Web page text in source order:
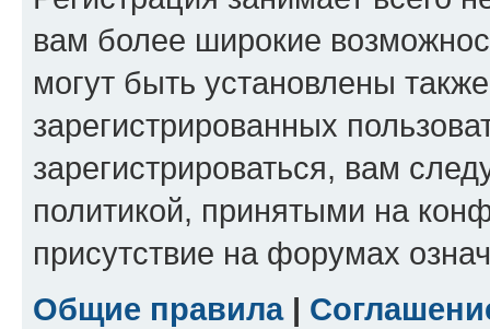
вам более широкие
могут быть установлены
зарегистрированных
зарегистрироваться, вам
политикой, принятыми на
присутствие на форумах
Общие правила|